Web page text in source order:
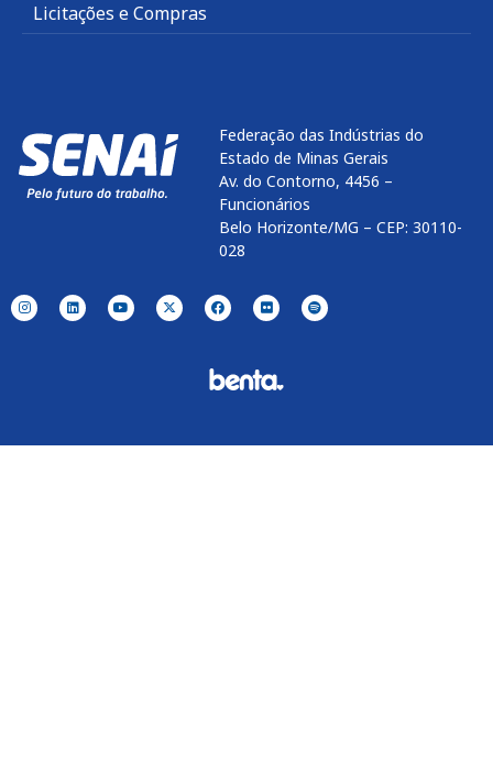
Licitações e Compras
Federação das Indústrias do
Estado de Minas Gerais
Av. do Contorno, 4456 –
Funcionários
Belo Horizonte/MG – CEP: 30110-
028